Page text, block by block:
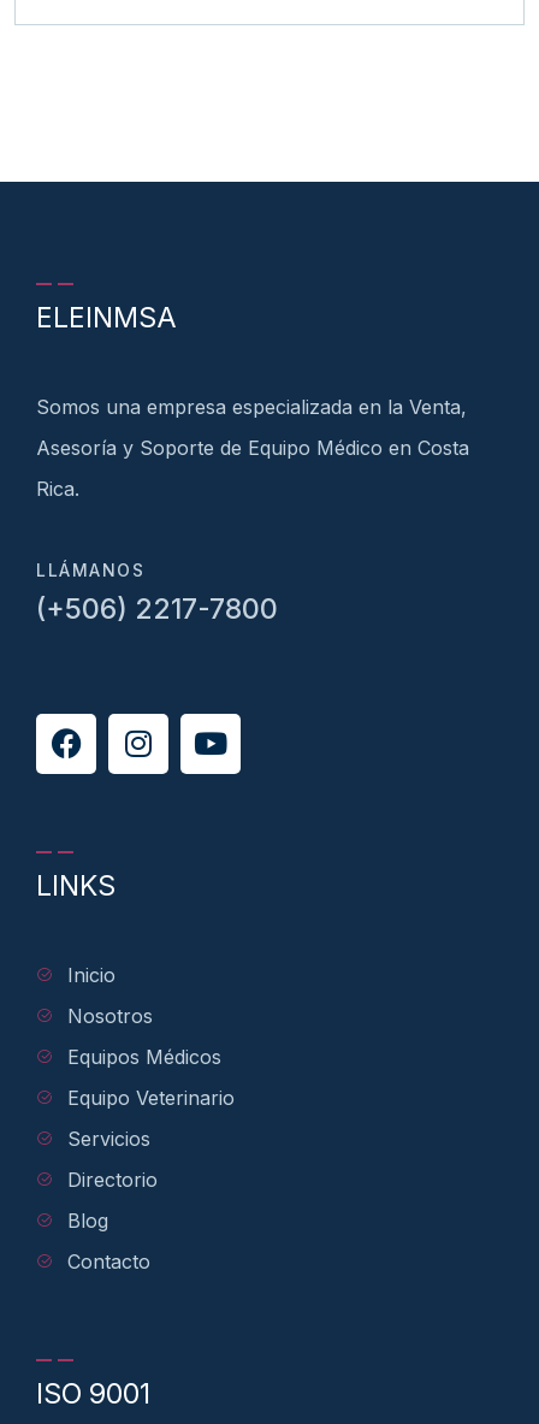
ELEINMSA
Somos una empresa especializada en la Venta,
Asesoría y Soporte de Equipo Médico en Costa
Rica.
LLÁMANOS
(+506) 2217-7800
LINKS
Inicio
Nosotros
Equipos Médicos
Equipo Veterinario
Servicios
Directorio
Blog
Contacto
ISO 9001